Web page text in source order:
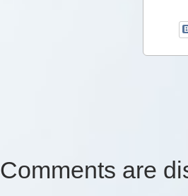
Comments are